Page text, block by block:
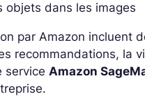
objets dans les images
par Amazon incluent
recommandations, la
serviceAmazon